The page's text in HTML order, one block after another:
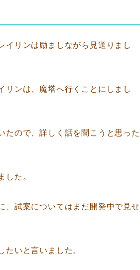
イリンは励ましながら見送りまし
リンは、魔塔へ行くことにしまし
たので、詳しく話を聞こうと思った
した。
、試案についてはまだ開発中で見せ
たいと言いました。